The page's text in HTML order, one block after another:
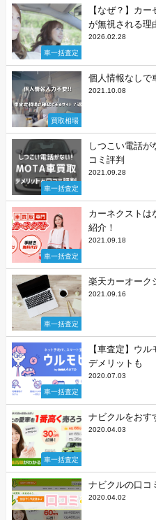
車一括査定
【なぜ？】カ
が無視される理
2026.02.28
買取相場
個人情報なしで
2021.10.08
車一括査定
しつこい電話が
コミ評判
2021.09.28
車一括査定
カーネクストは
紹介！
2021.09.18
車一括査定
楽天カーオーク
2021.09.16
車一括査定
【車査定】ウ
デメリットも
2020.07.03
車一括査定
ナビクルをおす
2020.04.03
ナビクルの口コ
2020.04.02